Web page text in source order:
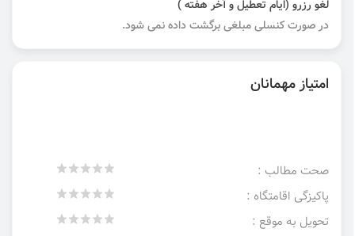
لغو رزرو (ایام تعطیل و آخر هفته )
در صورت کنسلی مبلغی برگشت داده نمی شود.
امتیاز مهمانان
صحت مطالب :
پاکیزگی اقامتگاه :
تحویل به موقع :